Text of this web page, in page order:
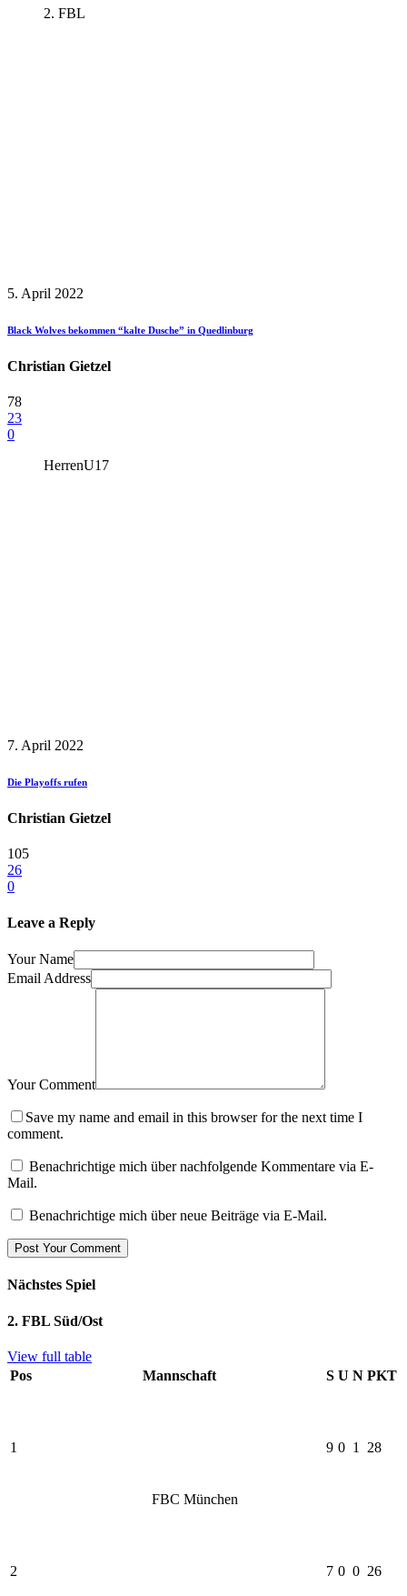
2. FBL
5. April 2022
Black Wolves bekommen “kalte Dusche” in Quedlinburg
Christian Gietzel
78
23
0
HerrenU17
7. April 2022
Die Playoffs rufen
Christian Gietzel
105
26
0
Leave a Reply
Your Name
Email Address
Your Comment
Save my name and email in this browser for the next time I
comment.
Benachrichtige mich über nachfolgende Kommentare via E-
Mail.
Benachrichtige mich über neue Beiträge via E-Mail.
Nächstes Spiel
2. FBL Süd/Ost
View full table
Pos
Mannschaft S U N PKT
1
FBC München
9 0 1 28
2 7 0 0 26